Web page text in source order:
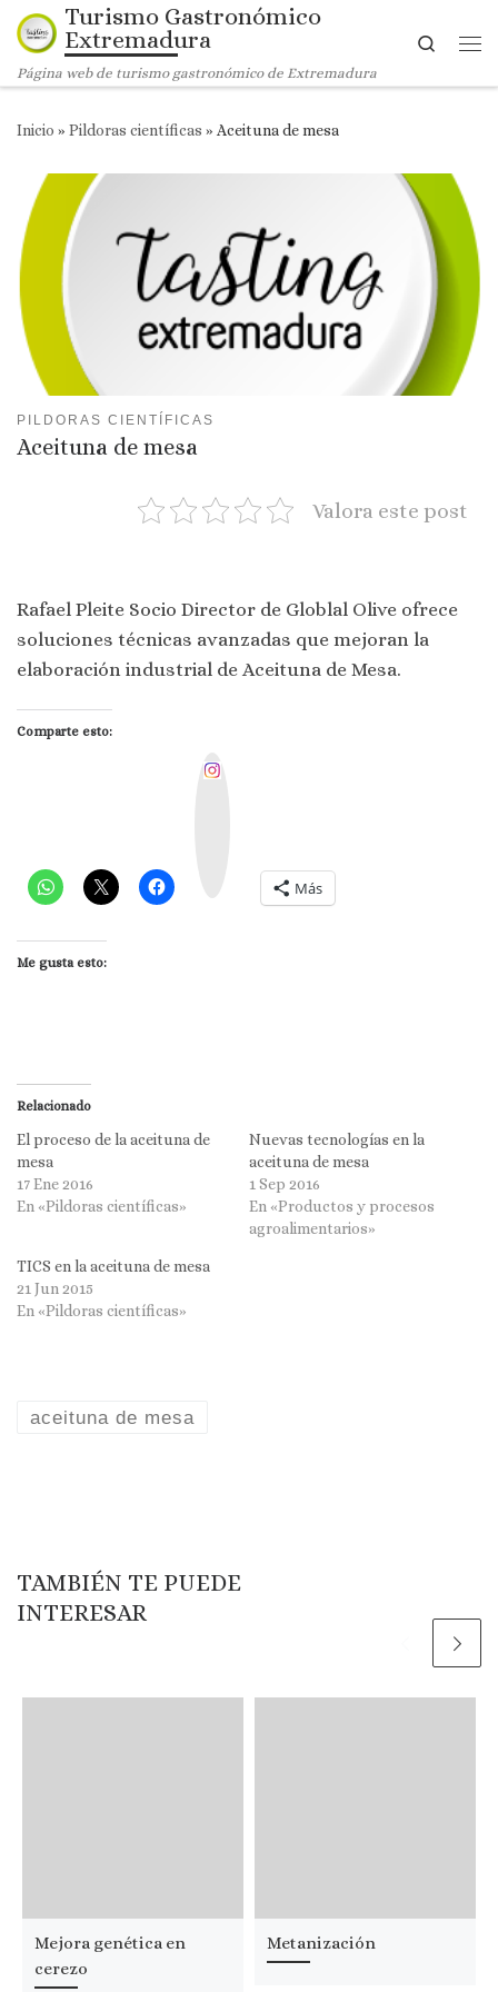
Saltar al contenido
Turismo Gastronómico
Extremadura
Página web de turismo gastronómico de Extremadura
Search
Inicio » Pildoras científicas » Aceituna de mesa
PILDORAS CIENTÍFICAS
Aceituna de mesa
Valora este post
Rafael Pleite Socio Director de Globlal Olive ofrece
soluciones técnicas avanzadas que mejoran la
elaboración industrial de Aceituna de Mesa.
Comparte esto:
Más
Me gusta esto:
Relacionado
El proceso de la aceituna de
mesa
17 Ene 2016
En «Pildoras científicas»
Nuevas tecnologías en la
aceituna de mesa
1 Sep 2016
En «Productos y procesos
agroalimentarios»
TICS en la aceituna de mesa
21 Jun 2015
En «Pildoras científicas»
aceituna de mesa
TAMBIÉN TE PUEDE
INTERESAR
Mejora genética en
cerezo
Metanización